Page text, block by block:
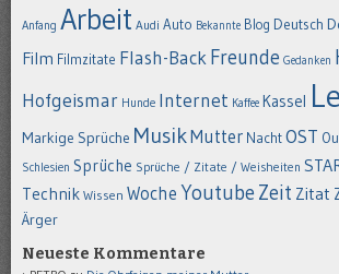
Anfang Arbeit Audi Auto Bekannte Blog Deutsch
Film Filmzitate Flash-BackFreunde Gedanken
Hofgeismar Hunde Internet Kaffee Kassel
Markige Sprüche MusikMutter NachtOST
Schlesien Sprüche Sprüche / Zitate / Weisheiten
Technik Wissen Woche Youtube Zeit Zitat
Ärger
Neueste Kommentare